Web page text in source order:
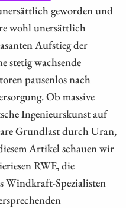
geworden und
wohl unersättlich
Aufstieg der
stetig wachsende
pausenlos nach
Ob massive
Ingenieurskunst auf
Grundlast durch Uran,
Artikel schauen wir
RWE, die
Windkraft-Spezialisten